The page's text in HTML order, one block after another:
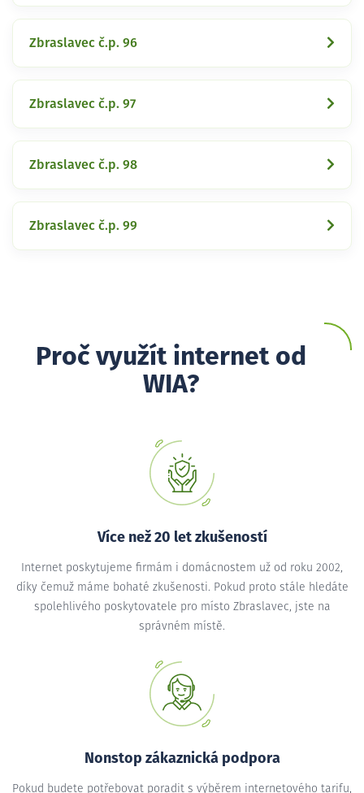
Zbraslavec č.p. 96
Zbraslavec č.p. 97
Zbraslavec č.p. 98
Zbraslavec č.p. 99
Proč využít internet od
WIA?
Více než 20 let zkušeností
Internet poskytujeme firmám i domácnostem už od roku 2002,
díky čemuž máme bohaté zkušenosti. Pokud proto stále hledáte
spolehlivého poskytovatele pro místo Zbraslavec, jste na
správném místě.
Nonstop zákaznická podpora
Pokud budete potřebovat poradit s výběrem internetového tarifu,